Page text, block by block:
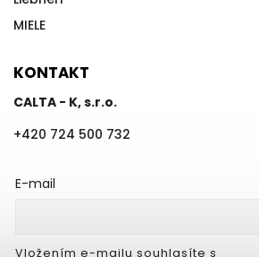
MIELE
KONTAKT
CALTA - K, s.r.o.
+420 724 500 732
E-mail
Vložením e-mailu souhlasíte s